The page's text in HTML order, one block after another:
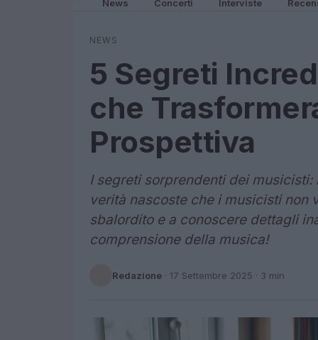
News Concerti Interviste
NEWS
5 Segreti
che
Prospettiva
I segreti sorprendenti dei
verità nascoste che i musicisti non
sbalordito e a conoscere dettagli
comprensione della musica!
Redazione · 17 Settembre 2025 · 3 min